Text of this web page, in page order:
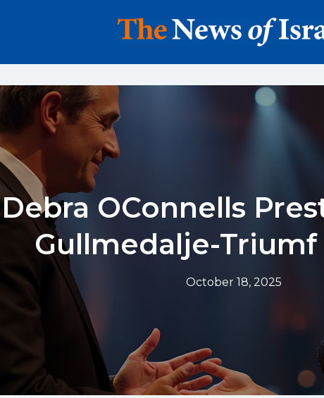
Debra OConnells
Gullmedalje-Triumf
October 18, 2025